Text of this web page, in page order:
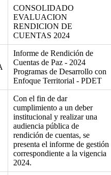
CONSOLIDADO
EVALUACION
RENDICION DE
CUENTAS 2024
Informe de Rendición de
Cuentas de Paz - 2024
Programas de Desarrollo con
Enfoque Territorial - PDET
Con el fin de dar
cumplimiento a un deber
institucional y realizar una
audiencia pública de
rendición de cuentas, se
presenta el informe de gestión
correspondiente a la vigencia
2024.